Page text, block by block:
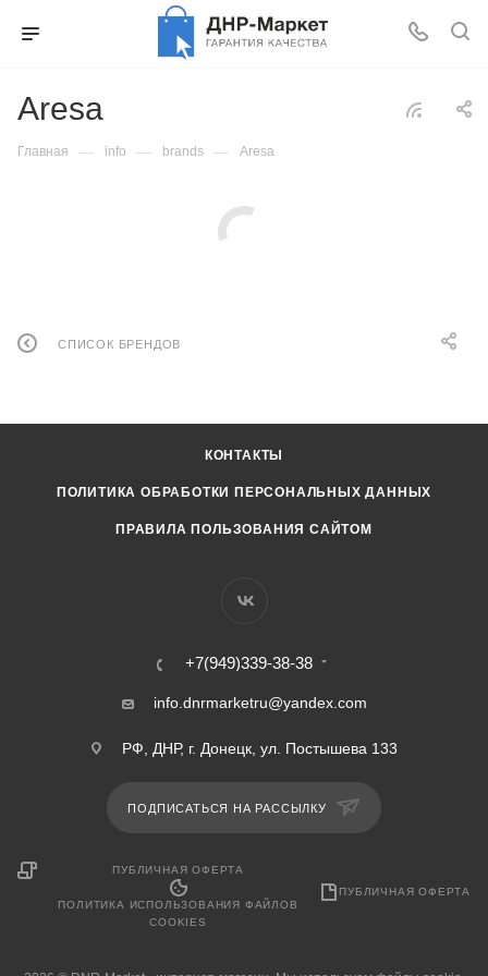
Aresa
Главная — info — brands — Aresa
СПИСОК БРЕНДОВ
КОНТАКТЫ
ПОЛИТИКА ОБРАБОТКИ ПЕРСОНАЛЬНЫХ ДАННЫХ
ПРАВИЛА ПОЛЬЗОВАНИЯ САЙТОМ
+7(949)339-38-38
info.dnrmarketru@yandex.com
РФ, ДНР, г. Донецк, ул. Постышева 133
ПОДПИСАТЬСЯ НА РАССЫЛКУ
ПУБЛИЧНАЯ ОФЕРТА
ПОЛИТИКА ИСПОЛЬЗОВАНИЯ ФАЙЛОВ
COOKIES
ПУБЛИЧНАЯ ОФЕРТА